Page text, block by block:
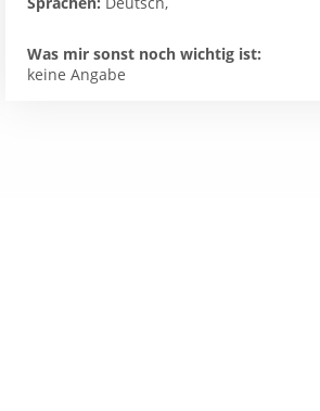
Was mir sonst noch wichtig ist:
keine Angabe